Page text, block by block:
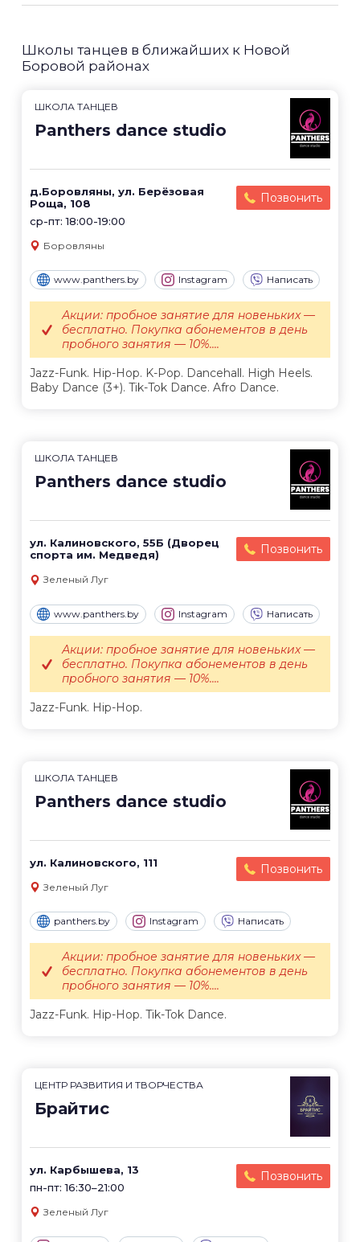
Школы танцев в ближайших к Новой
Боровой районах
ШКОЛА ТАНЦЕВ
Panthers dance studio
д.Боровляны, ул. Берёзовая
Роща, 108
ср-пт: 18:00-19:00
Позвонить
Боровляны
www.panthers.by Instagram Написать
Jazz-Funk. Hip-Hop. K-Pop. Dancehall. High Heels.
Baby Dance (3+). Tik-Tok Dance. Afro Dance.
Акции: пробное занятие для новеньких —
бесплатно. Покупка абонементов в день
пробного занятия — 10%....
ШКОЛА ТАНЦЕВ
Panthers dance studio
ул. Калиновского, 55Б (Дворец
спорта им. Медведя)
Позвонить
Зеленый Луг
www.panthers.by Instagram Написать
Jazz-Funk. Hip-Hop.
Акции: пробное занятие для новеньких —
бесплатно. Покупка абонементов в день
пробного занятия — 10%....
ШКОЛА ТАНЦЕВ
Panthers dance studio
ул. Калиновского, 111 Позвонить
Зеленый Луг
panthers.by Instagram Написать
Jazz-Funk. Hip-Hop. Tik-Tok Dance.
Акции: пробное занятие для новеньких —
бесплатно. Покупка абонементов в день
пробного занятия — 10%....
ЦЕНТР РАЗВИТИЯ И ТВОРЧЕСТВА
Брайтис
ул. Карбышева, 13
пн-пт: 16:30–21:00
Позвонить
Зеленый Луг